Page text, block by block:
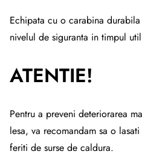
Echipata cu o carabina
nivelul de siguranta in timpul
ATENTIE!
Pentru a preveni deteriorarea
lesa, va recomandam sa o
feriti de surse de caldura.